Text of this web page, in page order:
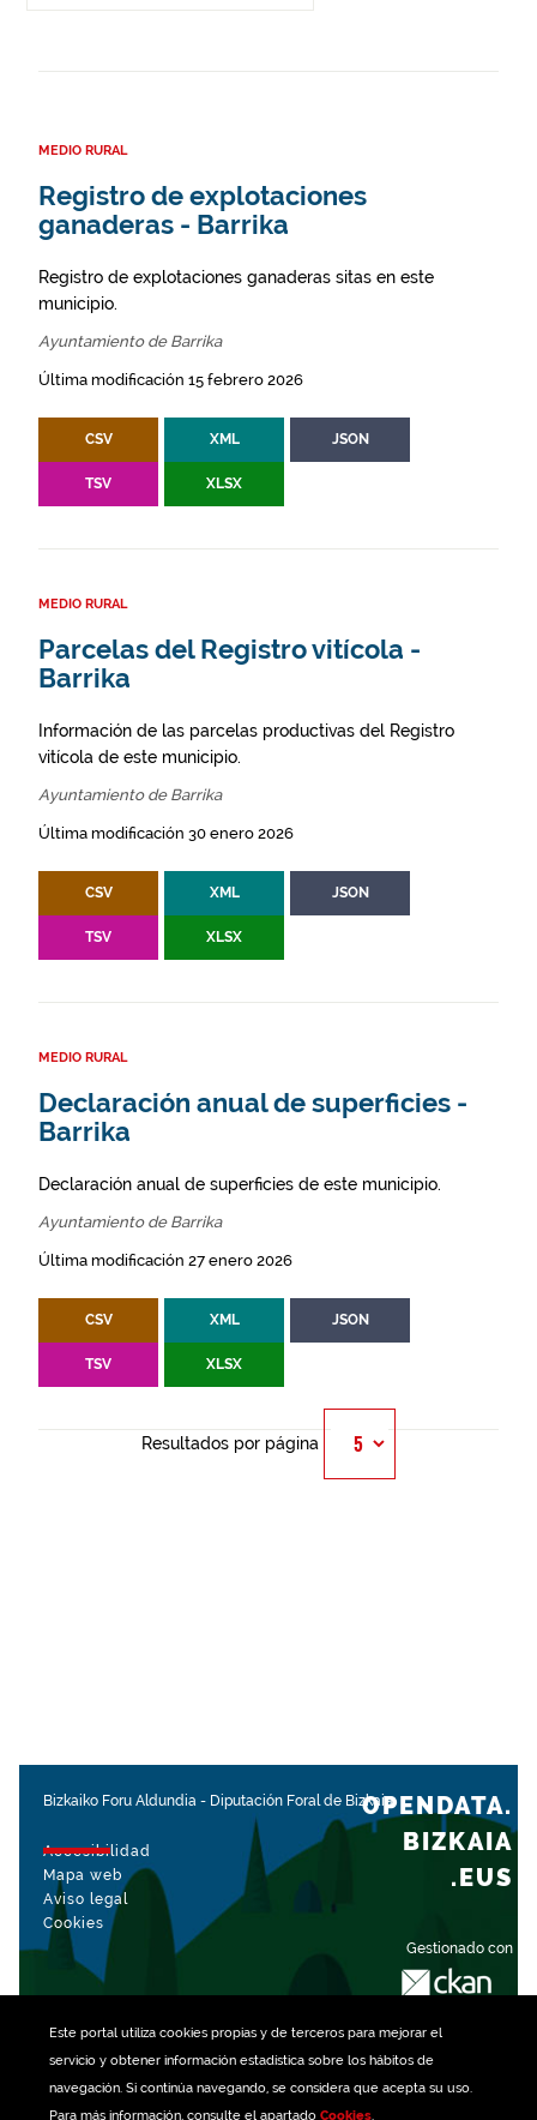
Este portal utiliza cookiespropias y de terceros para mejorar el
servicio y obtener información estadística sobre los hábitos de
navegación. Si continúa navegando, se considera que acepta su uso.
Para más información, consulte el apartado Cookies.
MEDIO RURAL
Registro de explotaciones
ganaderas - Barrika
Registro de explotaciones ganaderas sitas en este
municipio.
Ayuntamiento de Barrika
Última modificación 15 febrero 2026
CSV XML JSON
TSV XLSX
MEDIO RURAL
Parcelas del Registro vitícola -
Barrika
Información de las parcelas productivas del Registro
vitícola de este municipio.
Ayuntamiento de Barrika
Última modificación 30 enero 2026
CSV XML JSON
TSV XLSX
MEDIO RURAL
Declaración anual de superficies -
Barrika
Declaración anual de superficies de este municipio.
Ayuntamiento de Barrika
Última modificación 27 enero 2026
CSV XML JSON
TSV XLSX
Resultados por página
Bizkaiko Foru Aldundia - Diputación Foral de Bizkaia
Accesibilidad
Mapa web
Aviso legal
Cookies
Gestionado con
OPENDATA.
BIZKAIA
.EUS